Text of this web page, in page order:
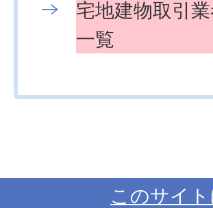
宅地建物取引
一覧
このサイ